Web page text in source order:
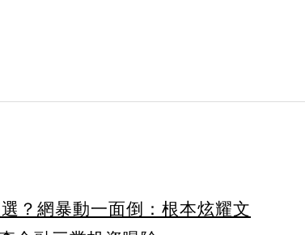
？網暴動一面倒：根本炫耀文